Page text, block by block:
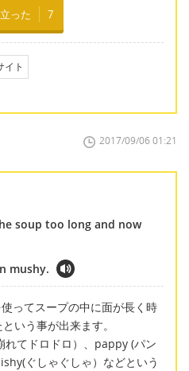
った 7
イト
2017/09/06 01:21
soup too long and now
mushy.
ってスープの中に面が長く時
いう事が出来ます。
てドロドロ）、pappy (パン
ぐしゃぐしゃ）などという